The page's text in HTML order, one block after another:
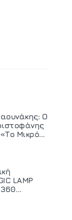
Ο
Μικρό
LAMP
360